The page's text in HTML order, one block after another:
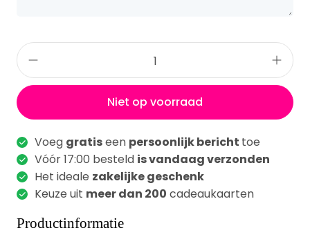
Niet op voorraad
Voeg gratiseen persoonlijk bericht toe
Vóór 17:00 besteld is vandaag verzonden
Het ideale zakelijke geschenk
Keuze uit meer dan 200 cadeaukaarten
Productinformatie